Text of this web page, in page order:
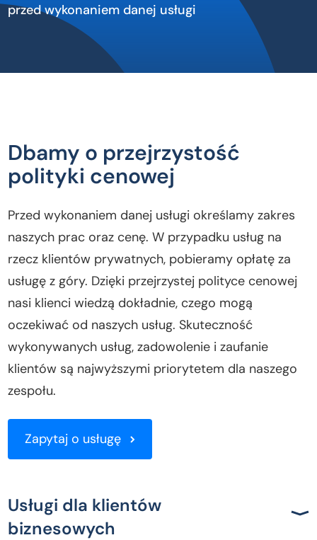
przed wykonaniem danej usługi
Dbamy o przejrzystość
polityki cenowej
Przed wykonaniem danej usługi określamy zakres
naszych prac oraz cenę. W przypadku usług na
rzecz klientów prywatnych, pobieramy opłatę za
usługę z góry. Dzięki przejrzystej polityce cenowej
nasi klienci wiedzą dokładnie, czego mogą
oczekiwać od naszych usług. Skuteczność
wykonywanych usług, zadowolenie i zaufanie
klientów są najwyższymi priorytetem dla naszego
zespołu.
Zapytaj o usługę
Usługi dla klientów
biznesowych